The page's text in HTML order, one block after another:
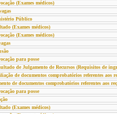
(Exames médicos)
Público
(Exames médicos)
(Exames médicos)
para posse
de Julgamento de Recursos (Requisitos de
de documentos comprobatórios referentes aos
de documentos comprobatórios referentes aos
para posse
(Exames médicos)